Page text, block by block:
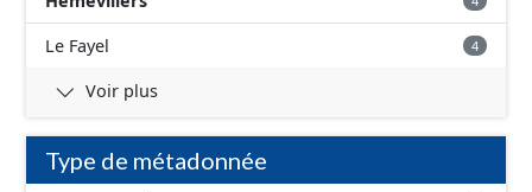
Le Fayel 4
Voir plus
Type de métadonnée